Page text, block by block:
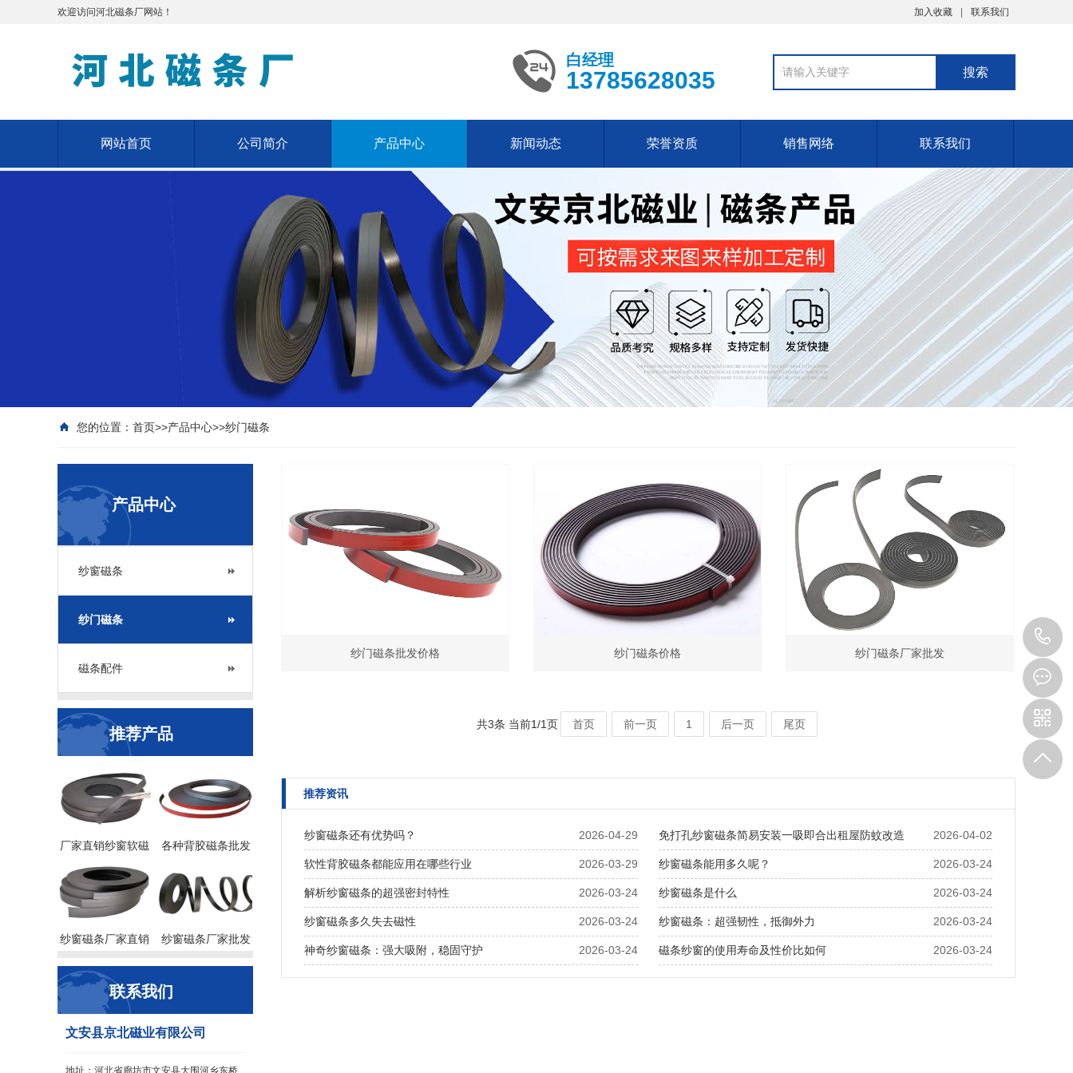
欢迎访问河北磁条厂网站！ 加入收藏 联系我们
白经理
13785628035
网站首页 公司简介 产品中心 新闻动态 荣誉资质 销售网络 联系我们
您的位置： 首页>>产品中心>>纱门磁条
产品中心
纱窗磁条
纱门磁条
磁条配件
推荐产品
厂家直销纱窗软磁 各种背胶磁条批发
纱窗磁条厂家直销 纱窗磁条厂家批发
联系我们
文安县京北磁业有限公司
地址：河北省廊坊市文安县大围河乡东桥
纱门磁条批发价格 纱门磁条价格 纱门磁条厂家批发
共3条 当前1/1页 首页 前一页 1 后一页 尾页
推荐资讯
2026-04-29
纱窗磁条还有优势吗？ 2026-04-02
免打孔纱窗磁条简易安装一吸即合出租屋防蚊改造
2026-03-29
软性背胶磁条都能应用在哪些行业 2026-03-24
纱窗磁条能用多久呢？
2026-03-24
解析纱窗磁条的超强密封特性 2026-03-24
纱窗磁条是什么
2026-03-24
纱窗磁条多久失去磁性 2026-03-24
纱窗磁条：超强韧性，抵御外力
2026-03-24
神奇纱窗磁条：强大吸附，稳固守护 2026-03-24
磁条纱窗的使用寿命及性价比如何